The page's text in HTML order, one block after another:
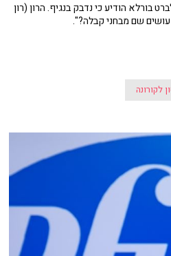
בורלא הודיע כי נדבק בנגיף. הרון (רון
שם מבחני קבלה?".
לקורונה